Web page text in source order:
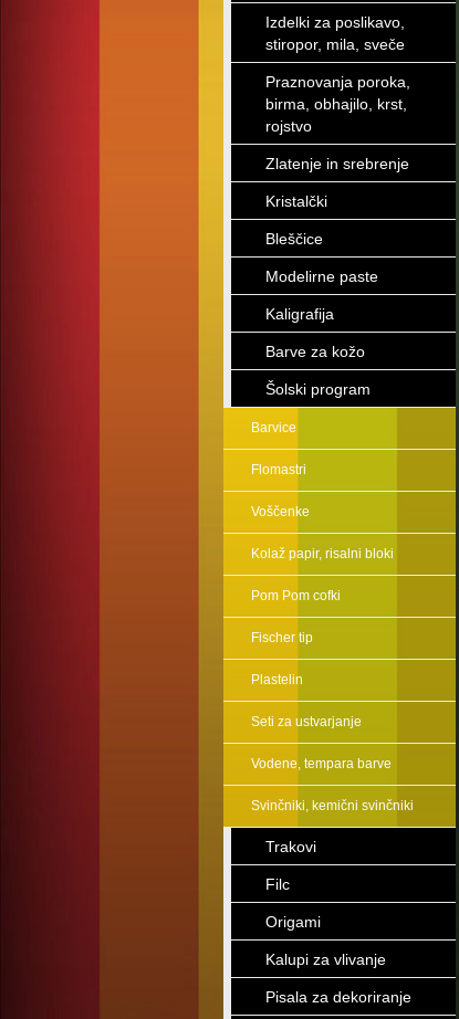
Izdelki za poslikavo,
stiropor, mila, sveče
Praznovanja poroka,
birma, obhajilo, krst,
rojstvo
Zlatenje in srebrenje
Kristalčki
Bleščice
Modelirne paste
Kaligrafija
Barve za kožo
Šolski program
Barvice
Flomastri
Voščenke
Kolaž papir, risalni bloki
Pom Pom cofki
Fischer tip
Plastelin
Seti za ustvarjanje
Vodene, tempara barve
Svinčniki, kemični svinčniki
Trakovi
Filc
Origami
Kalupi za vlivanje
Pisala za dekoriranje